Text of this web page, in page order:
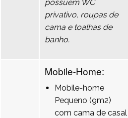
possuem WC
privativo, roupas de
cama e toalhas de
banho.
Mobile-Home:
Mobile-home
Pequeno (9m2)
com cama de casal